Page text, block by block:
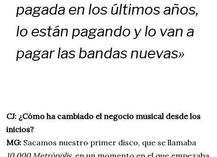
pagada en los últimos años,
lo están pagando y lo van a
pagar las bandas nuevas»
CJ: ¿Cómo ha cambiado el negocio musical desde los
inicios?
MG: Sacamos nuestro primer disco, que se llamaba